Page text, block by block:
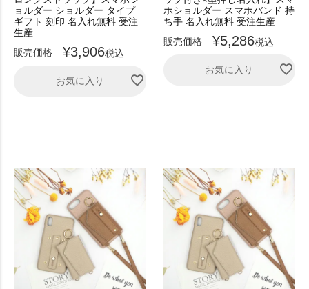
ョルダー ショルダー タイプ
ギフト 刻印 名入れ無料 受注
生産
販売価格
¥3,906税込
お気に入り
ホショルダー スマホバンド 持
ち手 名入れ無料 受注生産
販売価格
¥5,286税込
お気に入り